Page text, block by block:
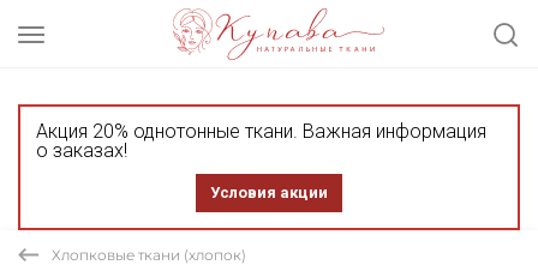
Акция 20% однотонные ткани. Важная информация
о заказах!
Условия акции
Хлопковые ткани (хлопок)